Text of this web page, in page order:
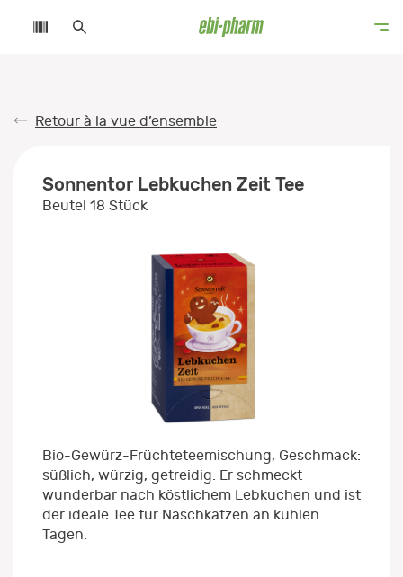
Retour à la vue d’ensemble
Sonnentor Lebkuchen Zeit Tee
Beutel 18 Stück
Bio-Gewürz-Früchteteemischung, Geschmack:
süßlich, würzig, getreidig. Er schmeckt
wunderbar nach köstlichem Lebkuchen und ist
der ideale Tee für Naschkatzen an kühlen
Tagen.